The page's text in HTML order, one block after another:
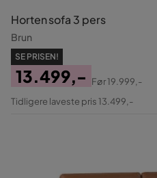
Horten sofa 3 pers
Brun
SE PRISEN!
Pris
13.499,-
Original
Før19.999,-
Tidligere laveste pris 13.499,-